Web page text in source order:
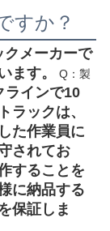
すか？
ます。
Q：製
ラインで10
ラックは、
た作業員に
されてお
することを
に納品する
保証しま